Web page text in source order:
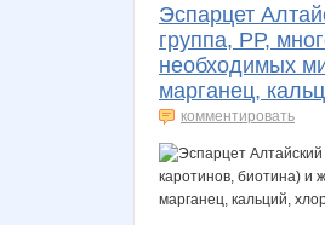
Эспарцет
группа, РР,
необходимых
марганец,
комментировать